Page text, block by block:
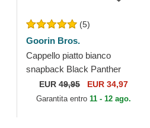
(5)
Goorin Bros.
Cappello piatto bianco
snapback Black Panther
Stealth Explorer The Farm
Flats The Farm Goorin Bros.
EUR 49,95 EUR 34,97
Garantita entro 11 - 12 ago.